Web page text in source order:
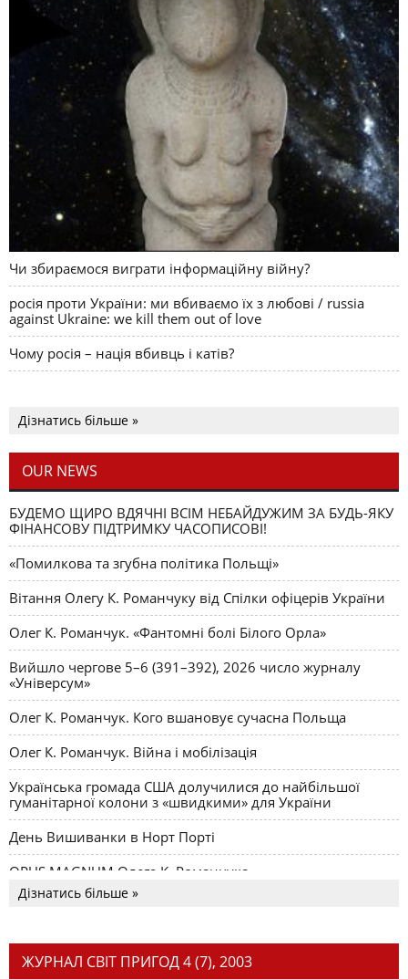
Чи збираємося виграти інформаційну війну?
росія проти України: ми вбиваємо їх з любові / russia
against Ukraine: we kill them out of love
Чому росія – нація вбивць і катів?
Дізнатись більше »
OUR NEWS
БУДЕМО ЩИРО ВДЯЧНІ ВСІМ НЕБАЙДУЖИМ ЗА БУДЬ-ЯКУ
ФІНАНСОВУ ПІДТРИМКУ ЧАСОПИСОВІ!
«Помилкова та згубна політика Польщі»
Вітання Олегу К. Романчуку від Спілки офіцерів України
Олег К. Романчук. «Фантомні болі Білого Орла»
Вийшло чергове 5–6 (391–392), 2026 число журналу
«Універсум»
Олег К. Романчук. Кого вшановує сучасна Польща
Олег К. Романчук. Війна і мобілізація
Українська громада США долучилися до найбільшої
гуманітарної колони з «швидкими» для України
День Вишиванки в Норт Порті
OPUS MAGNUM Олега К. Романчука
Дізнатись більше »
ЖУРНАЛ СВІТ ПРИГОД 4 (7), 2003